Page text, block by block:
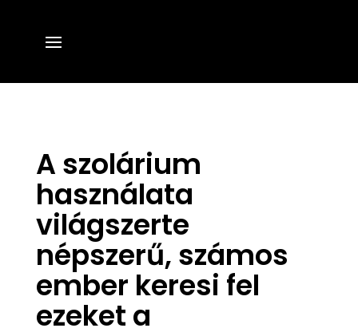
A szolárium
használata
világszerte
népszerű, számos
ember keresi fel
ezeket a